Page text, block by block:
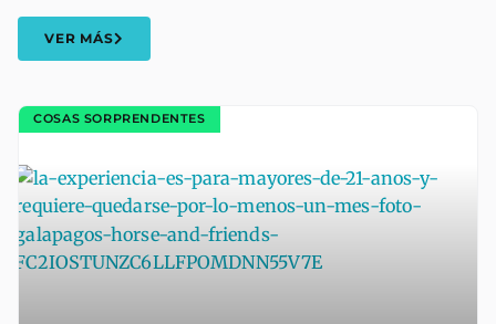
VER MÁS
COSAS SORPRENDENTES